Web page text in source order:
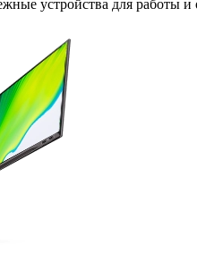
устройства для работы и